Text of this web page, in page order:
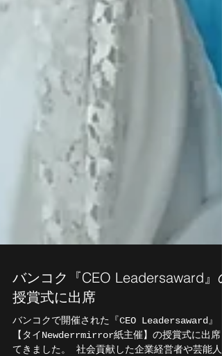
バンコク『CEO Leadersaward』